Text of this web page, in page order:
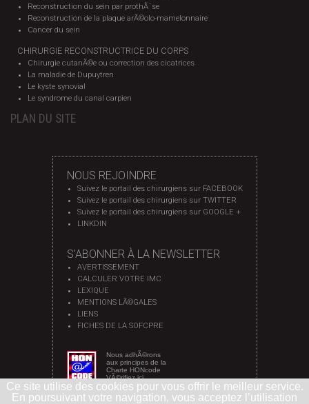
Reconstruction du sein par prothÃ¨se
Reconstruction de la plaque arÃ©olo-mamelonnaire
Cancer du sein
CHIRURGIE RECONSTRUCTRICE DU CORPS
Chirurgie cutanÃ©e ou correction des cicatrices
La maladie de Dupuytren
Le kyste synovial
Le syndrome du canal carpien
PLAN DU SITE
NOUS REJOINDRE
Suivez le portail des chirurgiens sur FACEBOOK
Suivez le portail des chirurgiens sur TWITTER
Suivez le portail des chirurgiens sur GOOGLE +
LINKDIN
S'ABONNER À LA NEWSLETTER
AVERTISSEMENT
CALCULER VOTRE IMC
LEXIQUE
MENTIONS LÃ©GALES
LIENS
FICHES DE LA SOFCPRE
Nous adhÃ©rons
aux principes de la
Charte HONcode
VÃ©rifiez ici
Ce site utilise des cookies pour vous offrir le meilleur service.
En poursuivant votre navigation, vous acceptez l’utilisation